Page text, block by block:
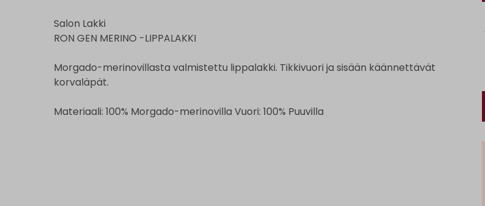
Salon Lakki
RON GEN MERINO -LIPPALAKKI
Morgado-merinovillasta valmistettu lippalakki. Tikkivuori ja sisään käännettävät
korvaläpät.
Materiaali: 100% Morgado-merinovilla Vuori: 100% Puuvilla